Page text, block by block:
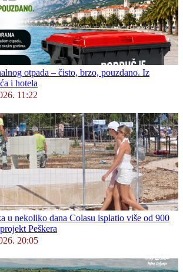
otpada – čisto, brzo, pouzdano. Iz
i hotela
11:22
u nekoliko dana Colasu isplatio više od 900
Peškera
20:05